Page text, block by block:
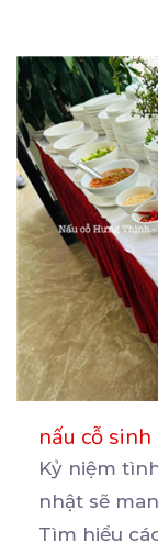
nấu cỗ
Kỷ niệm
nhật sẽ
Tìm hiểu